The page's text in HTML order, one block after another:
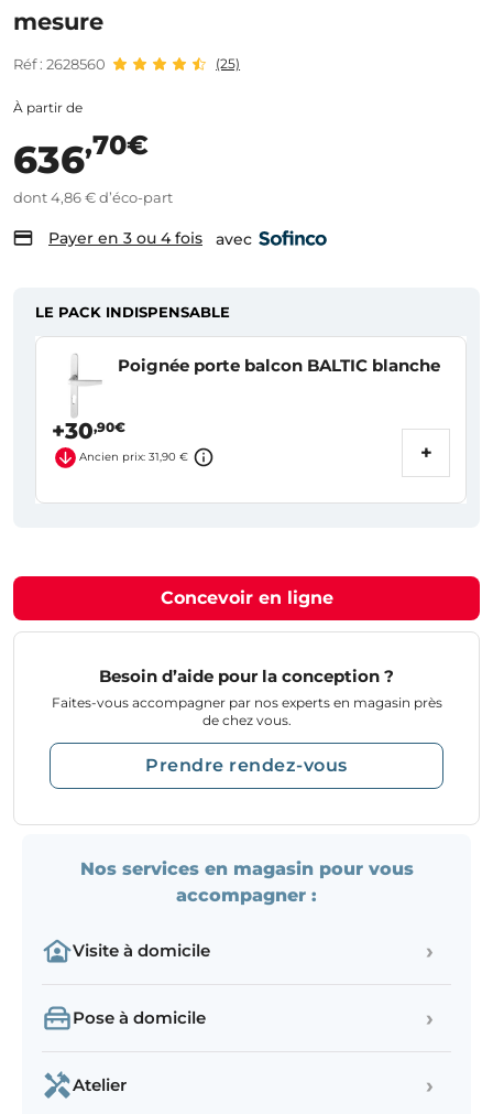
mesure
Réf : 2628560 (25)
À partir de
636,70€
dont 4,86 € d’éco-part
Payer en 3 ou 4 fois avec
LE PACK INDISPENSABLE
Poignée porte balcon BALTIC blanche
+30,90€
Ancien prix: 31,90 € +
Concevoir en ligne
Besoin d’aide pour la conception ?
Faites-vous accompagner par nos experts en magasin près
de chez vous.
Prendre rendez-vous
Nos services en magasin pour vous
accompagner :
Visite à domicile ›
Pose à domicile ›
Atelier ›